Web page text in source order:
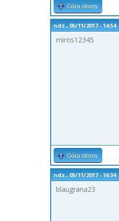
Góra strony
ndz., 05/11/2017 - 14:54
miros12345
Góra strony
ndz., 05/11/2017 - 16:34
blaugrana23